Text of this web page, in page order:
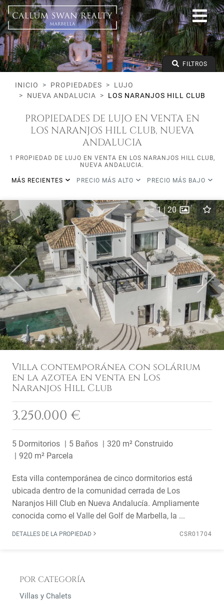
Lujo
Nueva Andalucia
Los Naranjos Hill Club
Todos los tipos
Precio desde
Precio hasta
Dormitorios mínimos FILTROS
INICIO PROPIEDADES
LUJO
NUEVA ANDALUCIA
LOS NARANJOS HILL CLUB
PROPIEDADES DE LUJO EN VENTA EN
LOS NARANJOS HILL CLUB, NUEVA
ANDALUCIA
1 PROPIEDAD DE LUJO EN VENTA EN LOS NARANJOS HILL CLUB,
NUEVA ANDALUCIA.
MÁS RECIENTES PRECIO MÁS ALTO PRECIO MÁS BAJO
Previous Next
1|20
Villa contemporánea con solárium
en la azotea en venta en Los
Naranjos Hill Club
3.250.000 €
5 Dormitorios 5 Baños
320 m² Construido
920 m² Parcela
Esta villa contemporánea de cinco dormitorios está
ubicada dentro de la comunidad cerrada de Los
Naranjos Hill Club en Nueva Andalucía. Ampliamente
conocida como el Valle del Golf de Marbella, la ...
DETALLES DE LA PROPIEDAD CSR01704
POR CATEGORÍA
Villas y Chalets